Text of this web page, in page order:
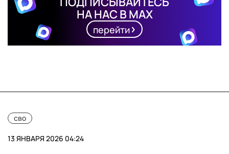
НА НАС В MAX
перейти
сво
13 ЯНВАРЯ 2026 04:24